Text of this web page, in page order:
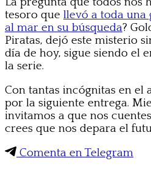
tesoro que llevó a toda una
al mar en su búsqueda?
Piratas, dejó este misterio
día de hoy, sigue siendo el
la serie.
Con tantas incógnitas en el
por la siguiente entrega.
invitamos a que nos
crees que nos depara el
Comenta en Telegram